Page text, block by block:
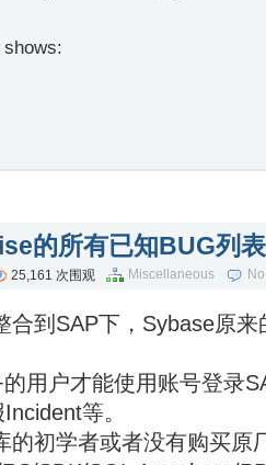
的所有已知BUG列
25,161 次围观 Miscellaneous
合到SAP下，Sybase原
用户才能使用账号登录
等。
的初学者或者没有购买原